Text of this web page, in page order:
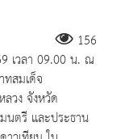
156
เวลา 09.00 น. ณ
สมเด็จ
วง จังหวัด
ตรี และประธาน